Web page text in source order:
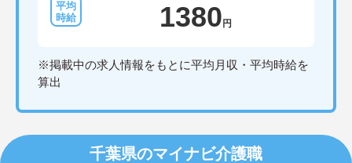
1380 円
※掲載中の求人情報をもとに平均月収・平均時給を
算出
千葉県のマイナビ介護職